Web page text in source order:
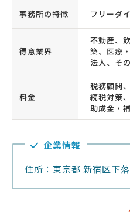
事務所の特徴 フリーダ
得意業界
不動産、
築、医療
法人、そ
料金
税務顧問
続税対策
助成金・
企業情報
住所：東京都 新宿区下